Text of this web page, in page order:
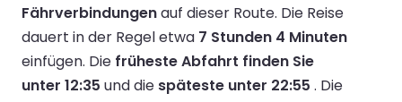
Fährverbindungenauf dieser Route. Die Reise
dauert in der Regel etwa 7 Stunden 4 Minuten
einfügen. Die früheste Abfahrt finden Sie
unter 12:35 und die späteste unter 22:55 . Die